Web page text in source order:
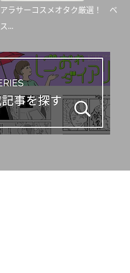
アラサーコスメオタク厳選！ ベ
ス...